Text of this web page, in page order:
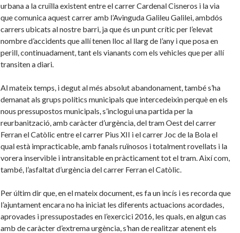
urbana a la cruïlla existent entre el carrer Cardenal Cisneros i la via
que comunica aquest carrer amb l’Avinguda Galileu Galilei, ambdós
carrers ubicats al nostre barri, ja que és un punt crític per l’elevat
nombre d’accidents que allí tenen lloc al llarg de l’any i que posa en
perill, continuadament, tant els vianants com els vehicles que per allí
transiten a diari.
Al mateix temps, i degut al més absolut abandonament, també s’ha
demanat als grups polítics municipals que intercedeixin perquè en els
nous pressupostos municipals, s’inclogui una partida per la
reurbanització, amb caràcter d’urgència, del tram Oest del carrer
Ferran el Catòlic entre el carrer Pius XII i el carrer Joc de la Bola el
qual està impracticable, amb fanals ruïnosos i totalment rovellats i la
vorera inservible i intransitable en pràcticament tot el tram. Així com,
també, l’asfaltat d’urgència del carrer Ferran el Catòlic.
Per últim dir que, en el mateix document, es fa un incís i es recorda que
l’ajuntament encara no ha iniciat les diferents actuacions acordades,
aprovades i pressupostades en l’exercici 2016, les quals, en algun cas
amb de caràcter d’extrema urgència, s’han de realitzar atenent els